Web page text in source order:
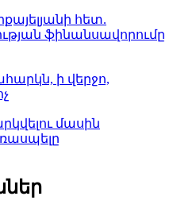
հետ.
ֆինանսավորումը
ի վերջո,
մասին